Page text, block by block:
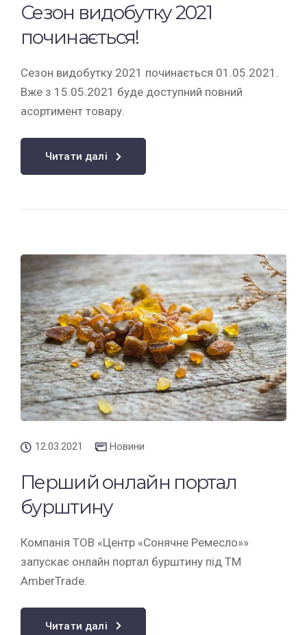
Сезон видобутку 2021
починається!
Сезон видобутку 2021 починається 01.05.2021.
Вже з 15.05.2021 буде доступний повний
асортимент товару.
Читати далі
12.03.2021 Новини
Перший онлайн портал
бурштину
Компанія ТОВ «Центр «Сонячне Ремесло»»
запускає онлайн портал бурштину під ТМ
AmberTrade.
Читати далі